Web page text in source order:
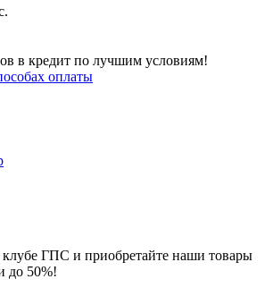
в кредит по лучшим условиям!
оплаты
клубе ГПС и приобретайте наши товары
до 50%!